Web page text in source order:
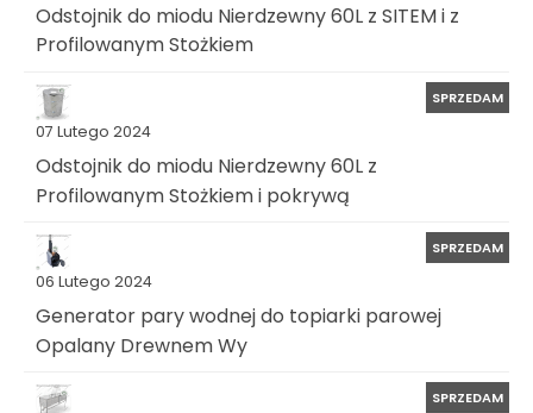
Odstojnik do miodu Nierdzewny 60L z SITEM i z
Profilowanym Stożkiem
07 Lutego 2024
SPRZEDAM
Odstojnik do miodu Nierdzewny 60L z
Profilowanym Stożkiem i pokrywą
06 Lutego 2024
SPRZEDAM
Generator pary wodnej do topiarki parowej
Opalany Drewnem Wy
SPRZEDAM